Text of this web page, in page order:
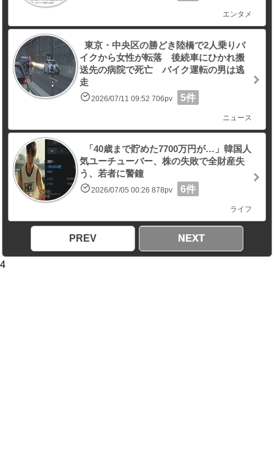
エンタメ
東京・中央区の勝どき陸橋で2人乗りバ
イクから女性が転落 後続車にひかれ搬
送先の病院で死亡 バイク運転の男は逃
走
2026/07/11 09:52 706pv 5件
ニュース
「40歳まで貯めた7700万円が…」韓国人
気ユーチューバー、株の失敗で全財産失
う、若者に警鐘
2026/07/05 00:26 878pv 6件
ライフ
PREV NEXT
4